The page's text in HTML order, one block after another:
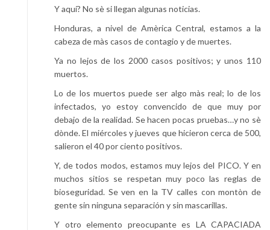
Y aquí? No sè si llegan algunas noticias.
Honduras, a nivel de Amèrica Central, estamos a la
cabeza de màs casos de contagio y de muertes.
Ya no lejos de los 2000 casos positivos; y unos 110
muertos.
Lo de los muertos puede ser algo màs real; lo de los
infectados, yo estoy convencido de que muy por
debajo de la realidad. Se hacen pocas pruebas…y no sè
dònde. El miércoles y jueves que hicieron cerca de 500,
salieron el 40 por ciento positivos.
Y, de todos modos, estamos muy lejos del PICO. Y en
muchos sitios se respetan muy poco las reglas de
bioseguridad. Se ven en la TV calles con montòn de
gente sin ninguna separación y sin mascarillas.
Y otro elemento preocupante es LA CAPACIADA